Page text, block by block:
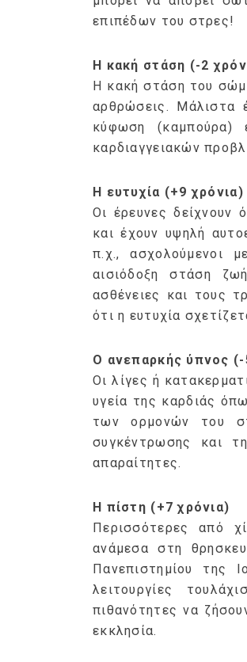
επιπέδων του στρες!
Η κακή στάση (-2
Η κακή στάση του
αρθρώσεις. Μάλιστα
κύφωση (καμπούρα)
καρδιαγγειακών
Η ευτυχία (+9 χρόνια)
Οι έρευνες δείχνουν
και έχουν υψηλή
π.χ., ασχολούμενοι
αισιόδοξη στάση
ασθένειες και τους
ότι η ευτυχία
Ο ανεπαρκής ύπνος (-
Οι λίγες ή
υγεία της καρδιάς
των ορμονών του
συγκέντρωσης και
απαραίτητες.
Η πίστη (+7 χρόνια)
Περισσότερες από
ανάμεσα στη
Πανεπιστημίου της
λειτουργίες
πιθανότητες να
εκκλησία.
By
in